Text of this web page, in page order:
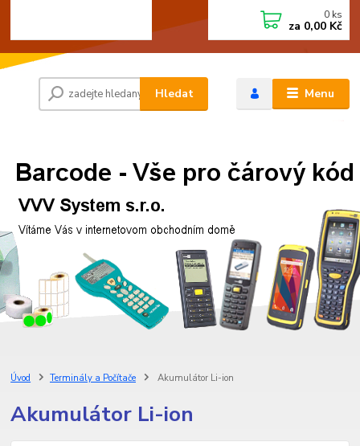
Menu
Hledat
0 ks
za 0,00 Kč
Úvod Terminály a Počítače Akumulátor Li-ion
Akumulátor Li-ion